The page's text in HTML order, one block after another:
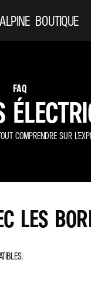
BOUTIQUE
FAQ
COMPRENDRE SUR
LES